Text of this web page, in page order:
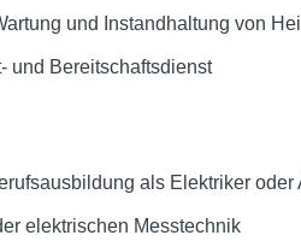
und Instandhaltung von
und Bereitschaftsdienst
als Elektriker
elektrischen Messtechnik